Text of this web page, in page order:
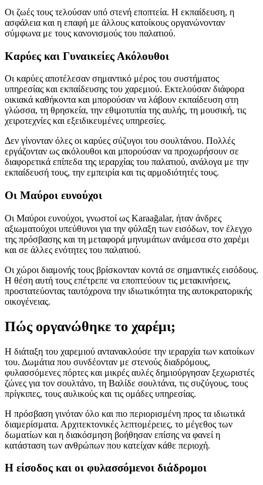
Οι ζωές τους τελούσαν υπό στενή εποπτεία. Η εκπαίδευση, η
ασφάλεια και η επαφή με άλλους κατοίκους οργανώνονταν
σύμφωνα με τους κανονισμούς του παλατιού.
Καρύες και Γυναικείες Ακόλουθοι
Οι καρύες αποτέλεσαν σημαντικό μέρος του συστήματος
υπηρεσίας και εκπαίδευσης του χαρεμιού. Εκτελούσαν διάφορα
οικιακά καθήκοντα και μπορούσαν να λάβουν εκπαίδευση στη
γλώσσα, τη θρησκεία, την εθιμοτυπία της αυλής, τη μουσική, τις
χειροτεχνίες και εξειδικευμένες υπηρεσίες.
Δεν γίνονταν όλες οι καρύες σύζυγοι του σουλτάνου. Πολλές
εργάζονταν ως ακόλουθοι και μπορούσαν να προχωρήσουν σε
διαφορετικά επίπεδα της ιεραρχίας του παλατιού, ανάλογα με την
εκπαίδευσή τους, την εμπειρία και τις αρμοδιότητές τους.
Οι Μαύροι ευνούχοι
Οι Μαύροι ευνούχοι, γνωστοί ως Karaağalar, ήταν άνδρες
αξιωματούχοι υπεύθυνοι για την φύλαξη των εισόδων, τον έλεγχο
της πρόσβασης και τη μεταφορά μηνυμάτων ανάμεσα στο χαρέμι
και σε άλλες ενότητες του παλατιού.
Οι χώροι διαμονής τους βρίσκονταν κοντά σε σημαντικές εισόδους.
Η θέση αυτή τους επέτρεπε να εποπτεύουν τις μετακινήσεις,
προστατεύοντας ταυτόχρονα την ιδιωτικότητα της αυτοκρατορικής
οικογένειας.
Πώς οργανώθηκε το χαρέμι;
Η διάταξη του χαρεμιού αντανακλούσε την ιεραρχία των κατοίκων
του. Δωμάτια που συνδέονταν με στενούς διαδρόμους,
φυλασσόμενες πόρτες και μικρές αυλές δημιούργησαν ξεχωριστές
ζώνες για τον σουλτάνο, τη Βαλίδε σουλτάνα, τις συζύγους, τους
πρίγκιπες, τους αυλικούς και τις ομάδες υπηρεσίας.
Η πρόσβαση γινόταν όλο και πιο περιορισμένη προς τα ιδιωτικά
διαμερίσματα. Αρχιτεκτονικές λεπτομέρειες, το μέγεθος των
δωματίων και η διακόσμηση βοήθησαν επίσης να φανεί η
κατάσταση των ανθρώπων που κατείχαν κάθε περιοχή.
Η είσοδος και οι φυλασσόμενοι διάδρομοι